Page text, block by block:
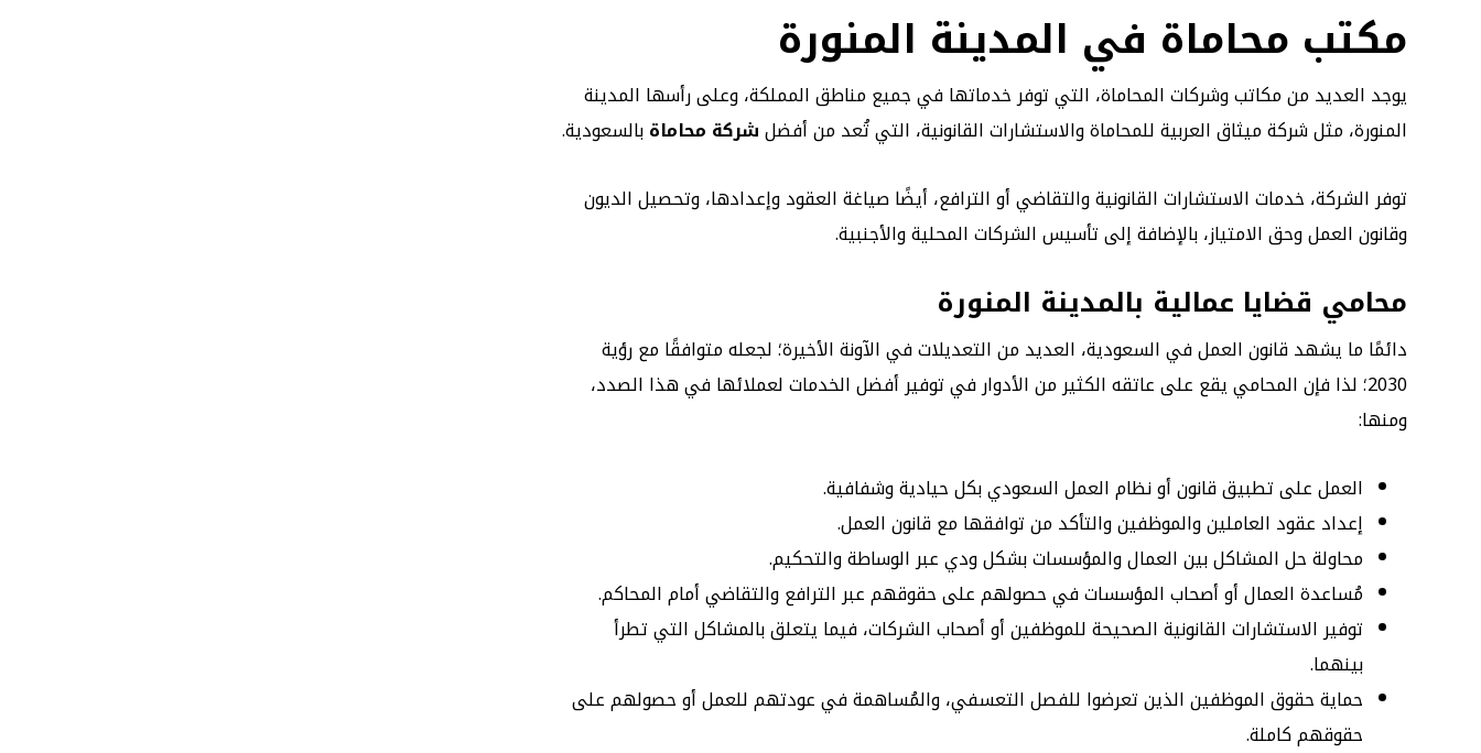
مكتب محاماة في المدينة المنورة
يوجد العديد من مكاتب وشركات المحاماة، التي توفر خدماتها في جميع مناطق المملكة، وعلى رأسها المدينة
المنورة، مثل شركة ميثاق العربية للمحاماة والاستشارات القانونية، التي تُعد من أفضلشركة محاماةبالسعودية.
توفر الشركة، خدمات الاستشارات القانونية والتقاضي أو الترافع، أيضًا صياغة العقود وإعدادها، وتحصيل الديون
وقانون العمل وحق الامتياز، بالإضافة إلى تأسيس الشركات المحلية والأجنبية.
محامي قضايا عمالية بالمدينة المنورة
دائمًا ما يشهد قانون العمل في السعودية، العديد من التعديلات في الآونة الأخيرة؛ لجعله متوافقًا مع رؤية
2030؛ لذا فإن المحامي يقع على عاتقه الكثير من الأدوار في توفير أفضل الخدمات لعملائها في هذا الصدد،
ومنها:
العمل على تطبيق قانون أو نظام العمل السعودي بكل حيادية وشفافية.
إعداد عقود العاملين والموظفين والتأكد من توافقها مع قانون العمل.
محاولة حل المشاكل بين العمال والمؤسسات بشكل ودي عبر الوساطة والتحكيم.
مُساعدة العمال أو أصحاب المؤسسات في حصولهم على حقوقهم عبر الترافع والتقاضي أمام المحاكم.
توفير الاستشارات القانونية الصحيحة للموظفين أو أصحاب الشركات، فيما يتعلق بالمشاكل التي تطرأ
بينهما.
حماية حقوق الموظفين الذين تعرضوا للفصل التعسفي، والمُساهمة في عودتهم للعمل أو حصولهم على
حقوقهم كاملة.